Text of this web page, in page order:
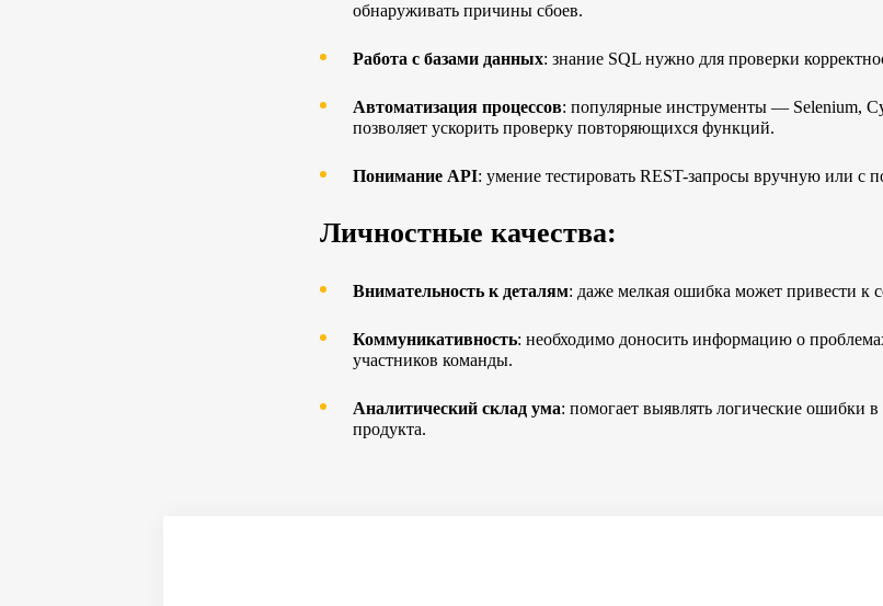
обнаруживать причины сбоев.
Работа с базами данных: знание SQL нужно для проверки
Автоматизация процессов: популярные инструменты — Selenium,
позволяет ускорить проверку повторяющихся функций.
Понимание API: умение тестировать REST-запросы вручную или с
Личностные качества:
Внимательность к деталям: даже мелкая ошибка может привести к
Коммуникативность: необходимо доносить информацию о
участников команды.
Аналитический склад ума: помогает выявлять логические ошибки
продукта.